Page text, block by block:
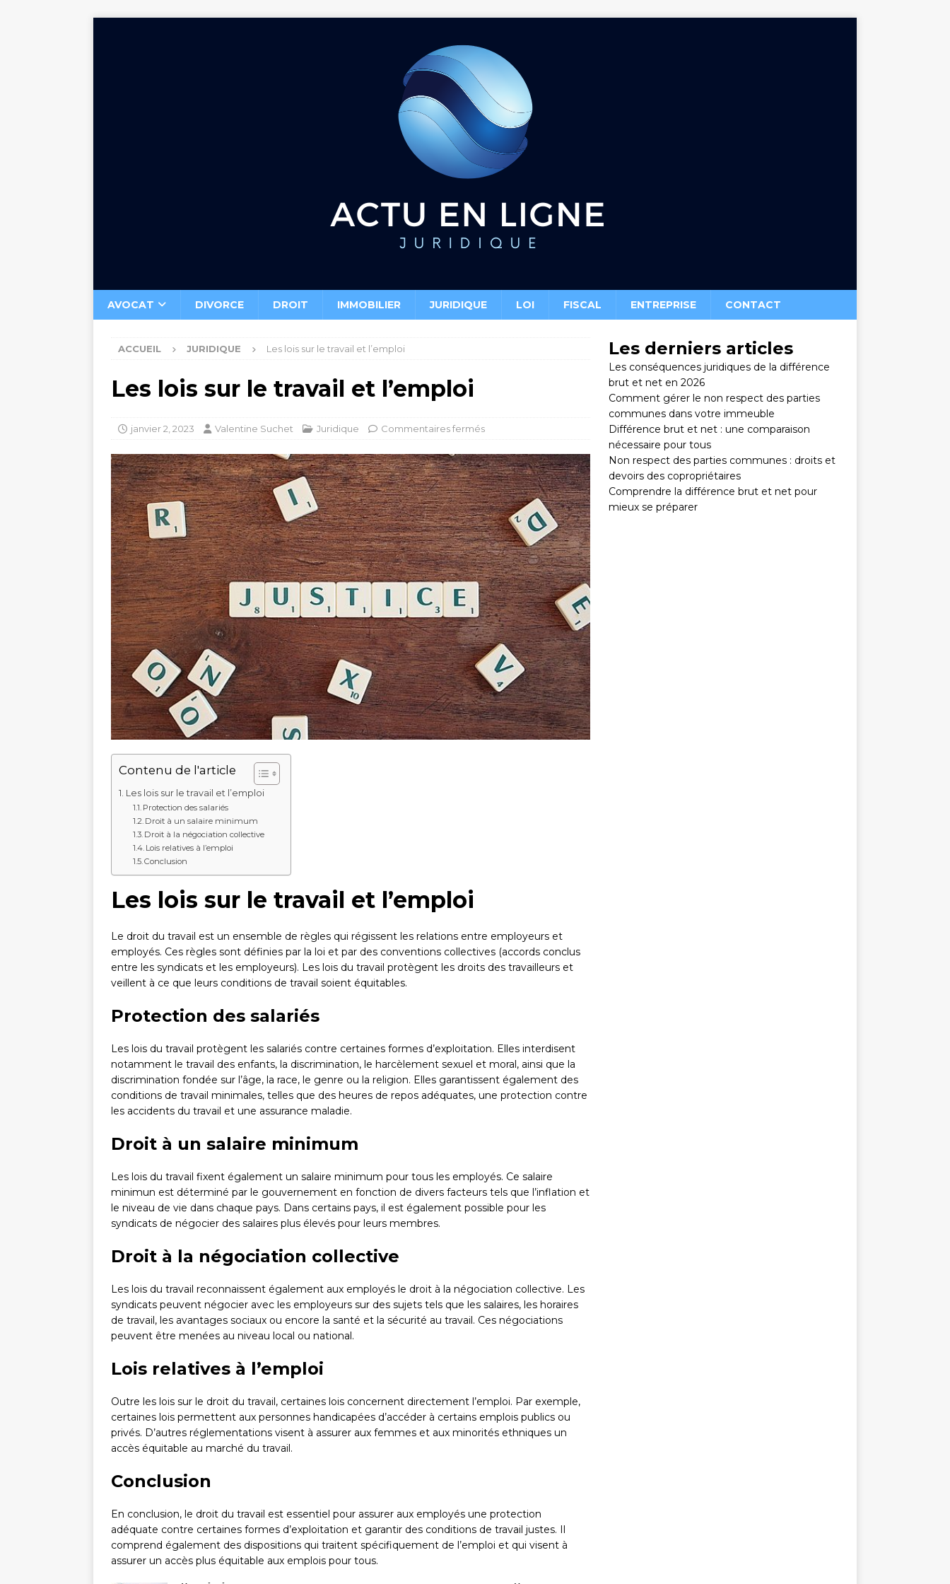
AVOCAT DIVORCE DROIT IMMOBILIER JURIDIQUE LOI FISCAL ENTREPRISE CONTACT
ACCUEIL JURIDIQUE Les lois sur le travail et l’emploi
Les lois sur le travail et l’emploi
janvier 2, 2023 Valentine Suchet Juridique Commentaires fermés
Contenu de l'article
Les lois sur le travail et l’emploi
Protection des salariés
Droit à un salaire minimum
Droit à la négociation collective
Lois relatives à l’emploi
Conclusion
Les lois sur le travail et l’emploi
Le droit du travail est un ensemble de règles qui régissent les relations entre employeurs et
employés. Ces règles sont définies par la loi et par des conventions collectives (accords conclus
entre les syndicats et les employeurs). Les lois du travail protègent les droits des travailleurs et
veillent à ce que leurs conditions de travail soient équitables.
Protection des salariés
Les lois du travail protègent les salariés contre certaines formes d’exploitation. Elles interdisent
notamment le travail des enfants, la discrimination, le harcèlement sexuel et moral, ainsi que la
discrimination fondée sur l’âge, la race, le genre ou la religion. Elles garantissent également des
conditions de travail minimales, telles que des heures de repos adéquates, une protection contre
les accidents du travail et une assurance maladie.
Droit à un salaire minimum
Les lois du travail fixent également un salaire minimum pour tous les employés. Ce salaire
minimun est déterminé par le gouvernement en fonction de divers facteurs tels que l’inflation et
le niveau de vie dans chaque pays. Dans certains pays, il est également possible pour les
syndicats de négocier des salaires plus élevés pour leurs membres.
Droit à la négociation collective
Les lois du travail reconnaissent également aux employés le droit à la négociation collective. Les
syndicats peuvent négocier avec les employeurs sur des sujets tels que les salaires, les horaires
de travail, les avantages sociaux ou encore la santé et la sécurité au travail. Ces négociations
peuvent être menées au niveau local ou national.
Lois relatives à l’emploi
Outre les lois sur le droit du travail, certaines lois concernent directement l’emploi. Par exemple,
certaines lois permettent aux personnes handicapées d’accéder à certains emplois publics ou
privés. D’autres réglementations visent à assurer aux femmes et aux minorités ethniques un
accès équitable au marché du travail.
Conclusion
En conclusion, le droit du travail est essentiel pour assurer aux employés une protection
adéquate contre certaines formes d’exploitation et garantir des conditions de travail justes. Il
comprend également des dispositions qui traitent spécifiquement de l’emploi et qui visent à
assurer un accès plus équitable aux emplois pour tous.
Les derniers articles
Les conséquences juridiques de la différence
brut et net en 2026
Comment gérer le non respect des parties
communes dans votre immeuble
Différence brut et net : une comparaison
nécessaire pour tous
Non respect des parties communes : droits et
devoirs des copropriétaires
Comprendre la différence brut et net pour
mieux se préparer